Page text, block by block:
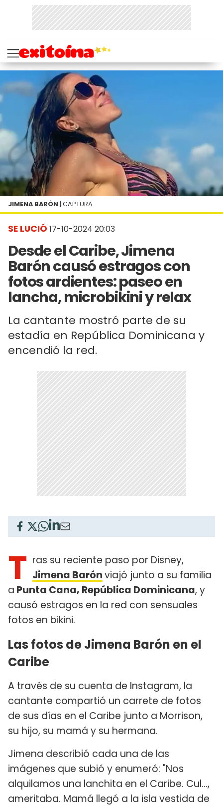
SE LUCIÓ 17-10-2024 20:03
Desde el Caribe, Jimena
Barón causó estragos con
fotos ardientes: paseo en
lancha, microbikini y relax
La cantante mostró parte de su
estadía en República Dominicana y
encendió la red.
JIMENA BARÓN | CAPTURA
T ras su reciente paso por Disney,
Jimena Barónviajó junto a su familia
a Punta Cana, República Dominicana, y
causó estragos en la red con sensuales
fotos en bikini.
Las fotos de Jimena Barón en el
Caribe
A través de su cuenta de Instagram, la
cantante compartió un carrete de fotos
de sus días en el Caribe junto a Morrison,
su hijo, su mamá y su hermana.
Jimena describió cada una de las
imágenes que subió y enumeró: "Nos
alquilamos una lanchita en el Caribe. Cul...,
ameritaba. Mamá llegó a la isla vestida de